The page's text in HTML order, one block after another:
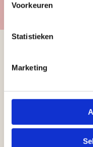
Voorkeuren
Statistieken
Marketing
onze
Ontvang
nieuwe